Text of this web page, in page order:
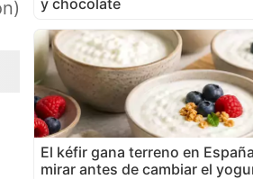
El kéfir gana terreno en
mirar antes de cambiar el